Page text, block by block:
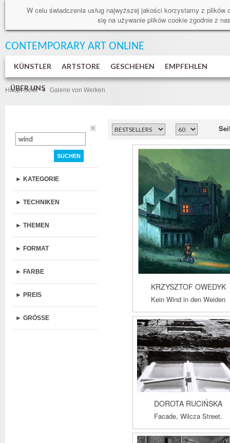
W celu świadczenia usług najwyższej jakości korzystamy z
się na używanie plików cookie zgodnie z
CONTEMPORARY ART ONLINE
KÜNSTLER ARTSTORE GESCHEHEN EMPFEHLEN
ÜBER UNS
Haupt Seite Galerie von Werken
SUCHEN
► KATEGORIE
► TECHNIKEN
► THEMEN
► FORMAT
► FARBE
► PREIS
► GRÖSSE
KRZYSZTOF OWEDYK
Kein Wind in den Weiden
DOROTA RUCIŃSKA
Facade, Wilcza Street.